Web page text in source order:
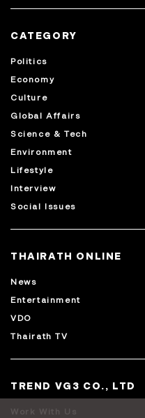
CATEGORY
Politics
Economy
Culture
Global Affairs
Science & Tech
Environment
Lifestyle
Interview
Social Issues
THAIRATH ONLINE
News
Entertainment
VDO
Thairath TV
TREND VG3 CO., LTD
Work With Us